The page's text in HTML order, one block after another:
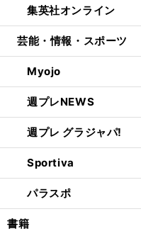
集英社オンライン
芸能・情報・スポーツ
Myojo
週プレNEWS
週プレ グラジャパ!
Sportiva
パラスポ
書籍